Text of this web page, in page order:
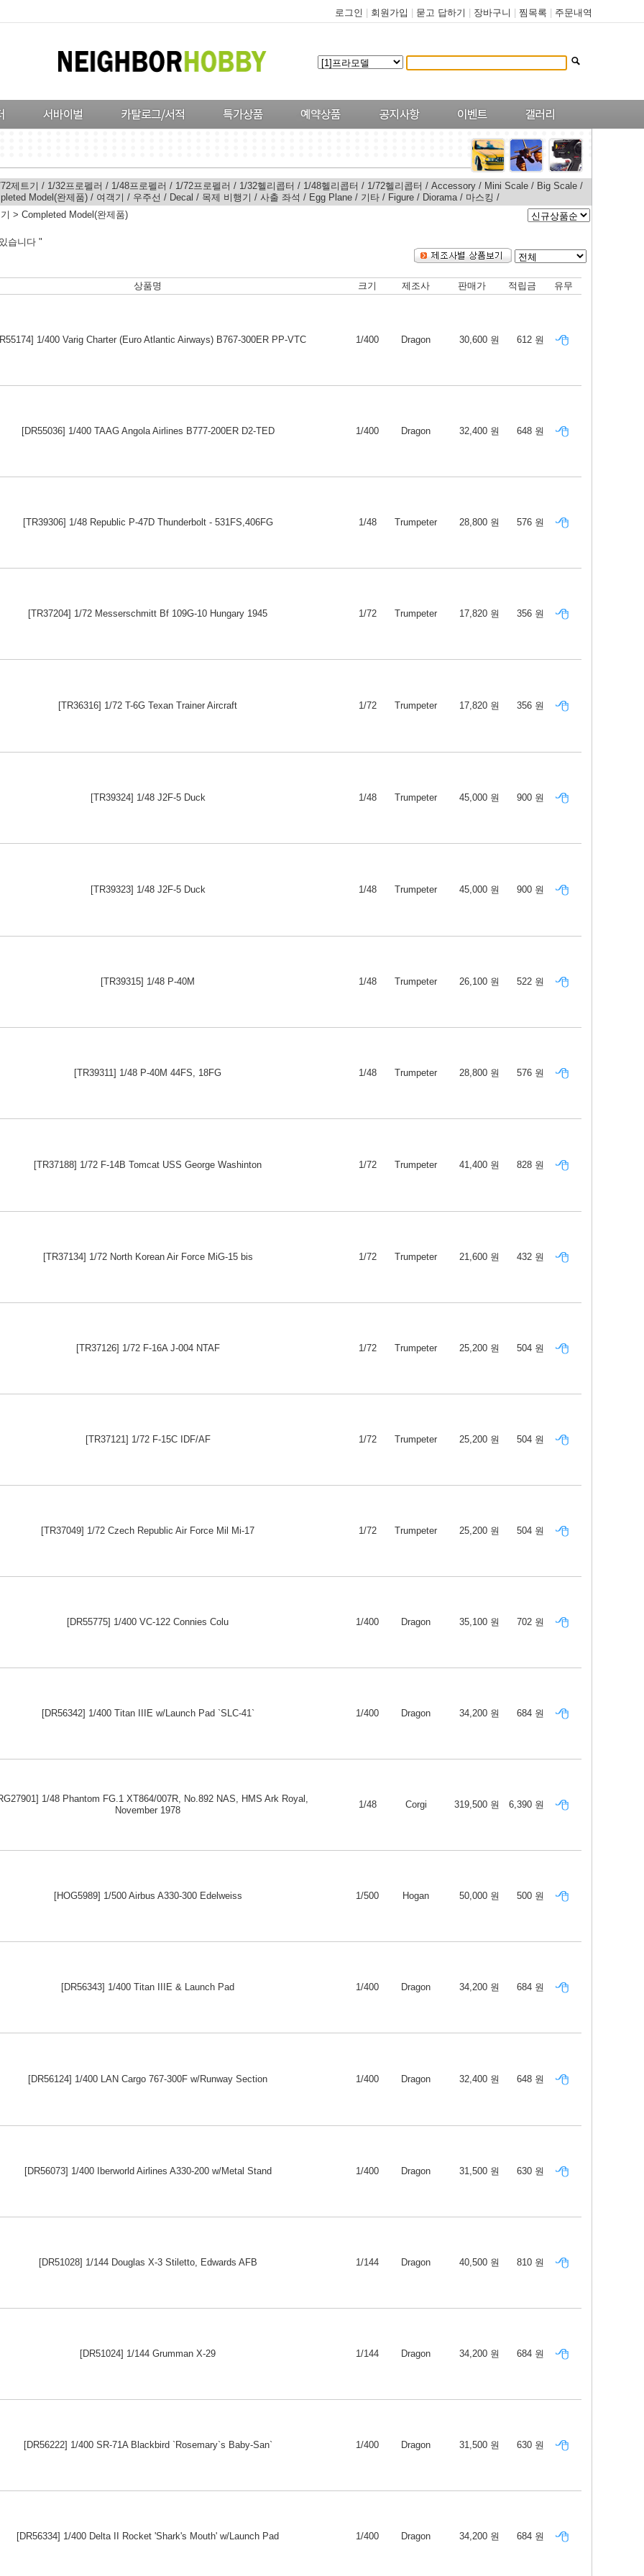
로그인 회원가입 묻고 답하기 장바구니 찜목록 주문내역
제트기 / 1/32프로펠러 / 1/48프로펠러 / 1/72프로펠러 / 1/32헬리콥터 / 1/48헬리콥터 / 1/72헬리콥터 / Accessory / Mini Scale / Big Scale /
Model(완제품) / 여객기 / 우주선 / Decal / 목제 비행기 / 사출 좌석 / Egg Plane / 기타 / Figure / Diorama/ 마스킹 /
> Completed Model(완제품)
습니다 "
상품명 크기 제조사 판매가 적립금 유무
1/400 Varig Charter (Euro Atlantic Airways) B767-300ER PP-VTC 1/400 Dragon 30,600 원 612 원
[DR55036] 1/400 TAAG Angola Airlines B777-200ER D2-TED 1/400 Dragon 32,400 원 648 원
[TR39306] 1/48 Republic P-47D Thunderbolt - 531FS,406FG 1/48 Trumpeter 28,800 원 576 원
[TR37204] 1/72 Messerschmitt Bf 109G-10 Hungary 1945 1/72 Trumpeter 17,820 원 356 원
[TR36316] 1/72 T-6G Texan Trainer Aircraft 1/72 Trumpeter 17,820 원 356 원
[TR39324] 1/48 J2F-5 Duck 1/48 Trumpeter 45,000 원 900 원
[TR39323] 1/48 J2F-5 Duck 1/48 Trumpeter 45,000 원 900 원
[TR39315] 1/48 P-40M 1/48 Trumpeter 26,100 원 522 원
[TR39311] 1/48 P-40M 44FS, 18FG 1/48 Trumpeter 28,800 원 576 원
[TR37188] 1/72 F-14B Tomcat USS George Washinton 1/72 Trumpeter 41,400 원 828 원
[TR37134] 1/72 North Korean Air Force MiG-15 bis 1/72 Trumpeter 21,600 원 432 원
[TR37126] 1/72 F-16A J-004 NTAF 1/72 Trumpeter 25,200 원 504 원
[TR37121] 1/72 F-15C IDF/AF 1/72 Trumpeter 25,200 원 504 원
[TR37049] 1/72 Czech Republic Air Force Mil Mi-17 1/72 Trumpeter 25,200 원 504 원
[DR55775] 1/400 VC-122 Connies Colu 1/400 Dragon 35,100 원 702 원
[DR56342] 1/400 Titan IIIE w/Launch Pad `SLC-41` 1/400 Dragon 34,200 원 684 원
1/48 Phantom FG.1 XT864/007R, No.892 NAS, HMS Ark Royal,
November 1978
1/48 Corgi 319,500 원 6,390 원
[HOG5989] 1/500 Airbus A330-300 Edelweiss 1/500 Hogan 50,000 원 500 원
[DR56343] 1/400 Titan IIIE & Launch Pad 1/400 Dragon 34,200 원 684 원
[DR56124] 1/400 LAN Cargo 767-300F w/Runway Section 1/400 Dragon 32,400 원 648 원
[DR56073] 1/400 Iberworld Airlines A330-200 w/Metal Stand 1/400 Dragon 31,500 원 630 원
[DR51028] 1/144 Douglas X-3 Stiletto, Edwards AFB 1/144 Dragon 40,500 원 810 원
[DR51024] 1/144 Grumman X-29 1/144 Dragon 34,200 원 684 원
[DR56222] 1/400 SR-71A Blackbird `Rosemary`s Baby-San` 1/400 Dragon 31,500 원 630 원
[DR56334] 1/400 Delta II Rocket 'Shark's Mouth' w/Launch Pad 1/400 Dragon 34,200 원 684 원